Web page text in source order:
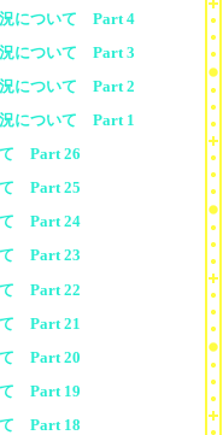
況について Part 4
況について Part 3
況について Part 2
況について Part 1
て Part 26
て Part 25
て Part 24
て Part 23
て Part 22
て Part 21
て Part 20
て Part 19
て Part 18